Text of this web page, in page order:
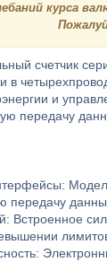
курса
счетчик
в
и
передачу
передачу
Встроенное